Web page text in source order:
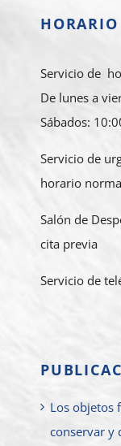
HORARIO
Servicio de
De lunes a
Sábados:
Servicio de
horario
Salón de
cita previa
Servicio de
Los objetos
conservar y